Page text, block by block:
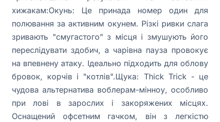
хижакам:Окунь: Це принада номер один для
полювання за активним окунем. Різкі ривки слага
зривають "смугастого" з місця і змушують його
переслідувати здобич, а чарівна пауза провокує
на впевнену атаку. Ідеально підходить для облову
бровок, корчів і "котлів".Щука: Thick Trick - це
чудова альтернатива воблерам-мінноу, особливо
при лові в зарослих і закоряжених місцях.
Оснащений офсетним гачком, він з легкістю